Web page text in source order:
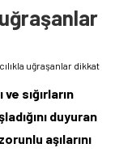
uğraşanlar
uğraşanlar dikkat
sığırların
duyuran
aşılarını